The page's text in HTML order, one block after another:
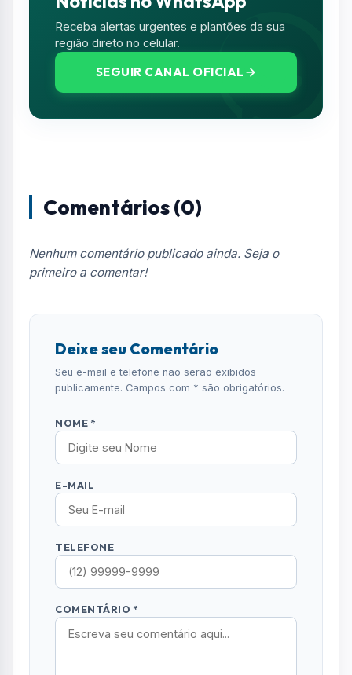
Resumo de Notícias
Receba as atualizações do Vale do Paraíba
diretamente no seu e-mail.
Notícias no WhatsApp
Comentários (0)
Nenhum comentário publicado ainda. Seja o
primeiro a comentar!
Deixe seu Comentário
Seu e-mail e telefone não serão exibidos
publicamente. Campos com * são obrigatórios.